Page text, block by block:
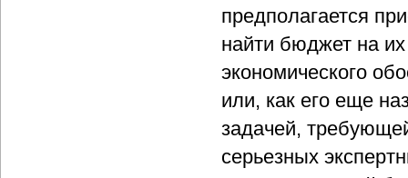
предполагается
найти бюджет на
экономического
или, как его еще
задачей,
серьезных